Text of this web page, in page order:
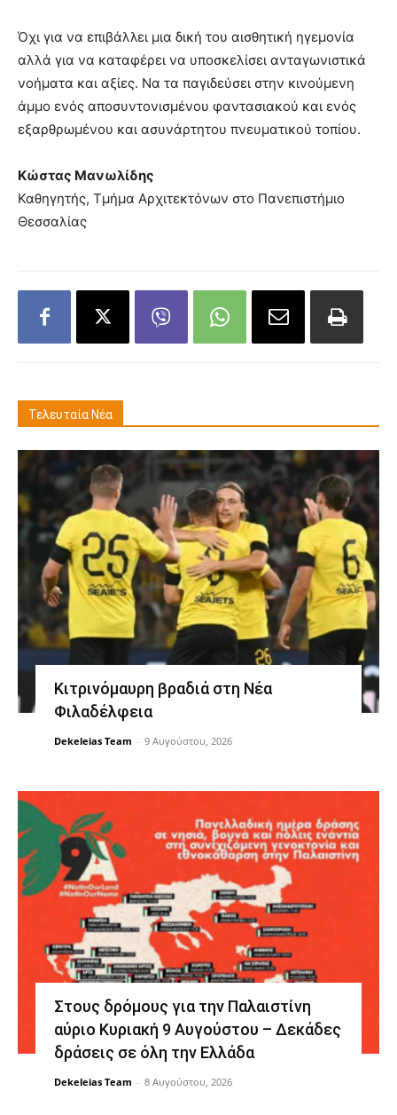
Όχι για να επιβάλλει μια δική του αισθητική ηγεμονία
αλλά για να καταφέρει να υποσκελίσει ανταγωνιστικά
νοήματα και αξίες. Να τα παγιδεύσει στην κινούμενη
άμμο ενός αποσυντονισμένου φαντασιακού και ενός
εξαρθρωμένου και ασυνάρτητου πνευματικού τοπίου.
Κώστας Μανωλίδης
Καθηγητής, Τμήμα Αρχιτεκτόνων στο Πανεπιστήμιο
Θεσσαλίας
Τελευταία Νέα
Κιτρινόμαυρη βραδιά στη Νέα
Φιλαδέλφεια
Dekeleias Team - 9 Αυγούστου, 2026
Στους δρόμους για την Παλαιστίνη
αύριο Κυριακή 9 Αυγούστου – Δεκάδες
δράσεις σε όλη την Ελλάδα
Dekeleias Team - 8 Αυγούστου, 2026